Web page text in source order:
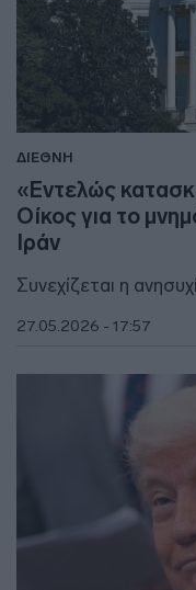
ΔΙΕΘΝΗ
«Εντελώς
Οίκος για το
Ιράν
Συνεχίζεται η
27.05.2026 - 17:57